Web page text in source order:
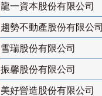
龍一資本股份有限公司
趨勢不動產股份有限公司
雪瑞股份有限公司
振馨股份有限公司
美好營造股份有限公司